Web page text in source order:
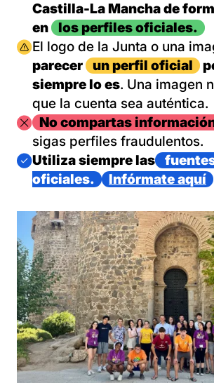
Castilla-La Mancha de
en
los perfiles oficiales.
Imagen
El logo de la Junta o una
parecer
un perfil oficial
siempre lo es. Una imagen
que la cuenta sea auténtica.
ImagenNo compartas
sigas perfiles fraudulentos.
Imagen
Utiliza siempre las
oficiales.
Infórmate aquí